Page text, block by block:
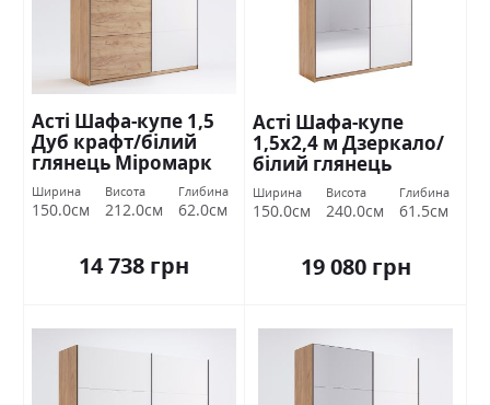
Асті Шафа-купе 1,5
Дуб крафт/білий
глянець Міромарк
Ширина
150.0см
Висота
212.0см
Глибина
62.0см
14 738 грн
Асті Шафа-купе
1,5х2,4 м Дзеркало/
білий глянець
Міромарк
Ширина
150.0см
Висота
240.0см
Глибина
61.5см
19 080 грн